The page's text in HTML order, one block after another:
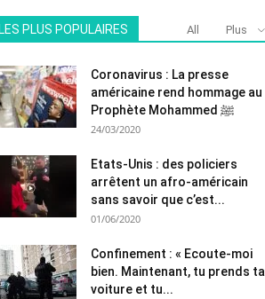
LES PLUS POPULAIRES All Plus
Coronavirus : La presse
américaine rend hommage au
Prophète Mohammed ﷺ
24/03/2020
Etats-Unis : des policiers
arrêtent un afro-américain
sans savoir que c’est...
01/06/2020
Confinement : « Ecoute-moi
bien. Maintenant, tu prends ta
voiture et tu...